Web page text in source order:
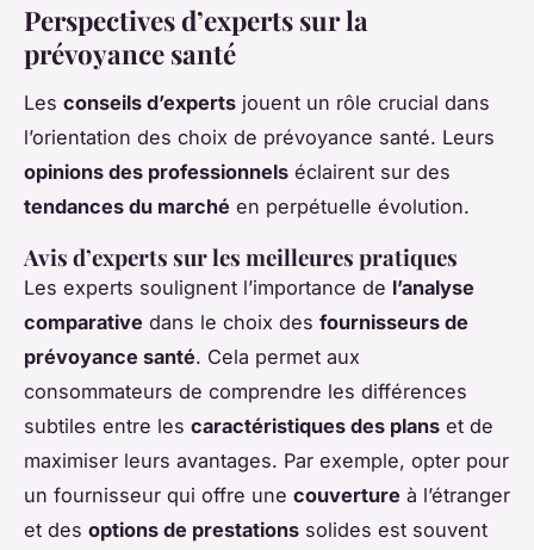
Perspectives d’experts sur la
prévoyance santé
Les conseils d’experts jouent un rôle crucial dans
l’orientation des choix de prévoyance santé. Leurs
opinions des professionnels éclairent sur des
tendances du marché en perpétuelle évolution.
Avis d’experts sur les meilleures pratiques
Les experts soulignent l’importance de l’analyse
comparative dans le choix des fournisseurs de
prévoyance santé. Cela permet aux
consommateurs de comprendre les différences
subtiles entre les caractéristiques des plans et de
maximiser leurs avantages. Par exemple, opter pour
un fournisseur qui offre une couverture à l’étranger
et des options de prestations solides est souvent